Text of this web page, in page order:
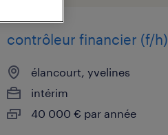
contrôleur financier (f/h)
élancourt, yvelines
intérim
40 000 € par année